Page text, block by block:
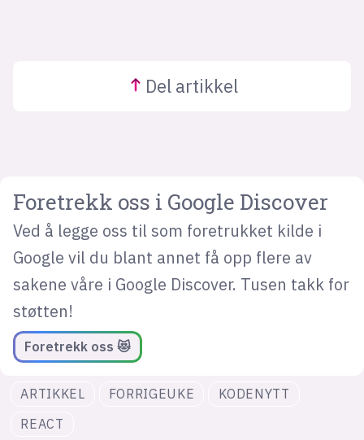
Del artikkel
Foretrekk oss i Google Discover
Ved å legge oss til som foretrukket kilde i
Google vil du blant annet få opp flere av
sakene våre i Google Discover. Tusen takk for
støtten!
Foretrekk oss 😻
ARTIKKEL FORRIGEUKE
KODENYTT
REACT